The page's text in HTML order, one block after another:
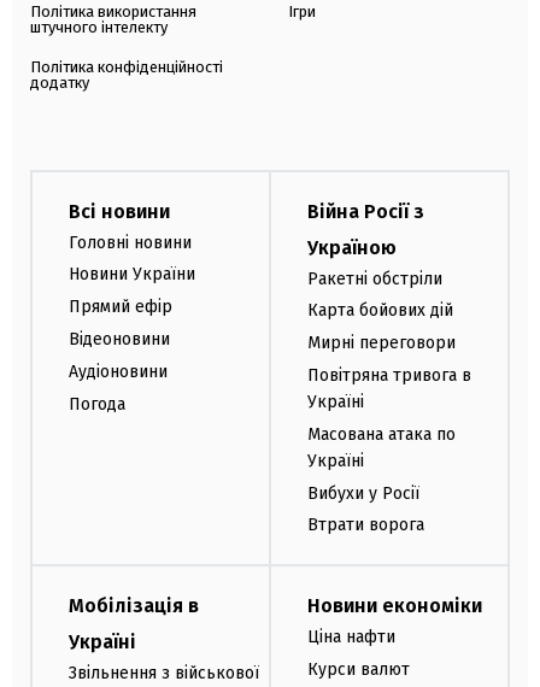
Політика використання
штучного інтелекту
Політика конфіденційності
додатку
Ігри
Всі новини
Головні новини
Новини України
Прямий ефір
Відеоновини
Аудіоновини
Погода
Війна Росії з
Україною
Ракетні обстріли
Карта бойових дій
Мирні переговори
Повітряна тривога в
Україні
Масована атака по
Україні
Вибухи у Росії
Втрати ворога
Мобілізація в
Україні
Звільнення з військової
Новини економіки
Ціна нафти
Курси валют